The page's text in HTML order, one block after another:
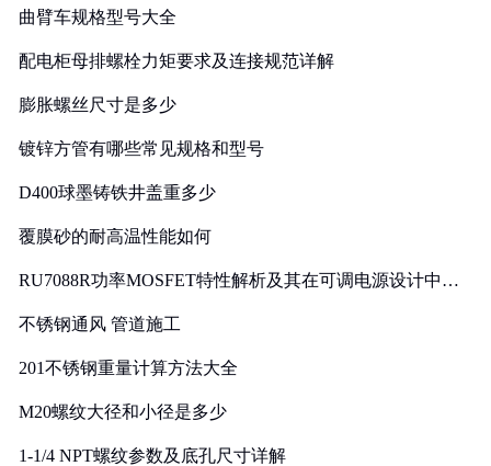
曲臂车规格型号大全
配电柜母排螺栓力矩要求及连接规范详解
膨胀螺丝尺寸是多少
镀锌方管有哪些常见规格和型号
D400球墨铸铁井盖重多少
覆膜砂的耐高温性能如何
RU7088R功率MOSFET特性解析及其在可调电源设计中的
不锈钢通风 管道施工
201不锈钢重量计算方法大全
M20螺纹大径和小径是多少
1-1/4 NPT螺纹参数及底孔尺寸详解